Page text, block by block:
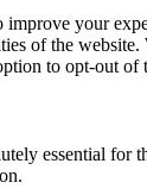
your
of the website.
to opt-out
essential